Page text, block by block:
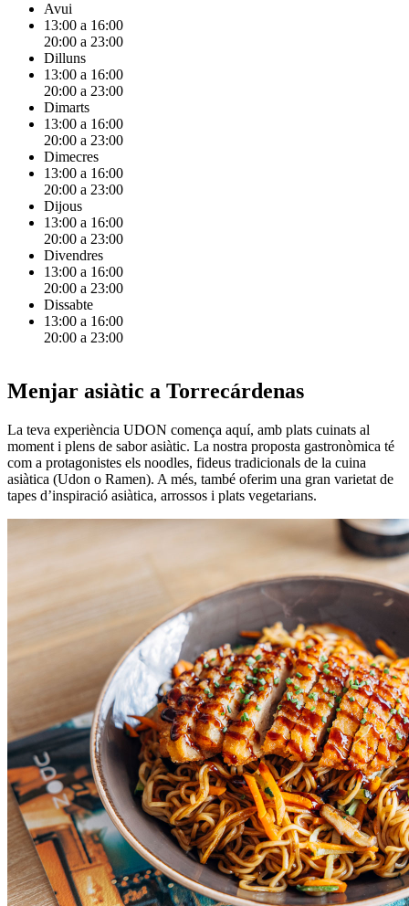
Avui
13:00 a 16:00
20:00 a 23:00
Dilluns
13:00 a 16:00
20:00 a 23:00
Dimarts
13:00 a 16:00
20:00 a 23:00
Dimecres
13:00 a 16:00
20:00 a 23:00
Dijous
13:00 a 16:00
20:00 a 23:00
Divendres
13:00 a 16:00
20:00 a 23:00
Dissabte
13:00 a 16:00
20:00 a 23:00
Menjar asiàtic a Torrecárdenas
La teva experiència UDON comença aquí, amb plats cuinats al
moment i plens de sabor asiàtic. La nostra proposta gastronòmica té
com a protagonistes els noodles, fideus tradicionals de la cuina
asiàtica (Udon o Ramen). A més, també oferim una gran varietat de
tapes d’inspiració asiàtica, arrossos i plats vegetarians.